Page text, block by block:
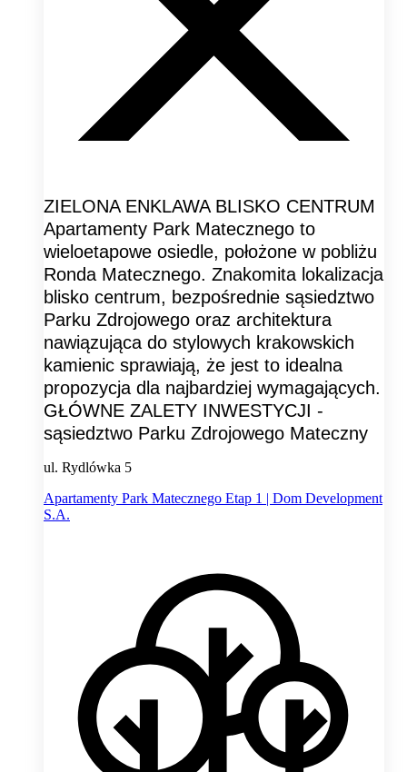
ZIELONA ENKLAWA BLISKO CENTRUM
Apartamenty Park Matecznego to
wieloetapowe osiedle, położone w pobliżu
Ronda Matecznego. Znakomita lokalizacja
blisko centrum, bezpośrednie sąsiedztwo
Parku Zdrojowego oraz architektura
nawiązująca do stylowych krakowskich
kamienic sprawiają, że jest to idealna
propozycja dla najbardziej wymagających.
GŁÓWNE ZALETY INWESTYCJI -
sąsiedztwo Parku Zdrojowego Mateczny
ul. Rydlówka 5
Apartamenty Park Matecznego Etap 1 | Dom Development
S.A.